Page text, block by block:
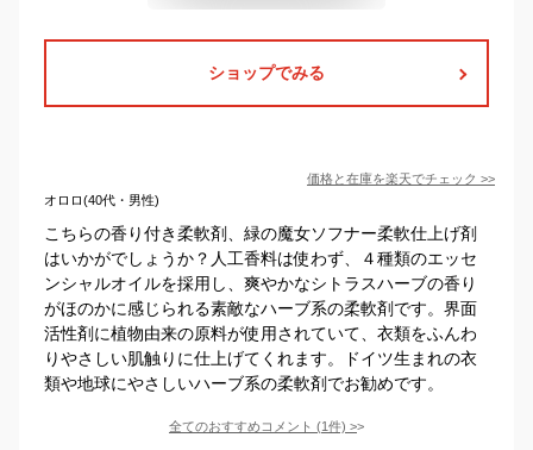
ショップでみる
価格と在庫を楽天でチェック >>
オロロ(40代・男性)
こちらの香り付き柔軟剤、緑の魔女ソフナー柔軟仕上げ剤
はいかがでしょうか？人工香料は使わず、４種類のエッセ
ンシャルオイルを採用し、爽やかなシトラスハーブの香り
がほのかに感じられる素敵なハーブ系の柔軟剤です。界面
活性剤に植物由来の原料が使用されていて、衣類をふんわ
りやさしい肌触りに仕上げてくれます。ドイツ生まれの衣
類や地球にやさしいハーブ系の柔軟剤でお勧めです。
全てのおすすめコメント (1件) >